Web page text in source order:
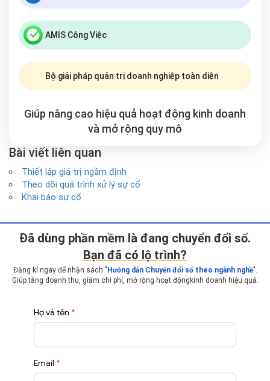
AMIS Công Việc
Bộ giải pháp quản trị doanh nghiệp toàn diện
Giúp nâng cao hiệu quả hoạt động kinh doanh
và mở rộng quy mô
Bài viết liên quan
Thiết lập giá trị ngầm định
Theo dõi quá trình xử lý sự cố
Khai báo sự cố
Ðã dùng phần mềm là đang chuyển đổi số.
Bạn đã có lộ trình?
Đăng kí ngay để nhận sách " Hướng dẫn Chuyển đổi số theo ngành nghề".
Giúp tăng doanh thu, giảm chi phí, mở rộng hoạt động kinh doanh hiệu quả.
Họ và tên *
Email *